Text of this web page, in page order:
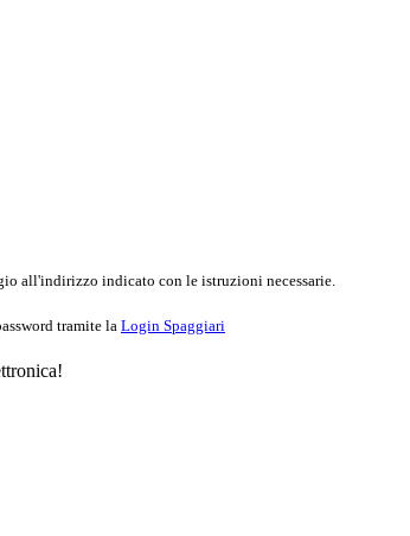
all'indirizzo indicato con le istruzioni necessarie.
tramite la Login Spaggiari